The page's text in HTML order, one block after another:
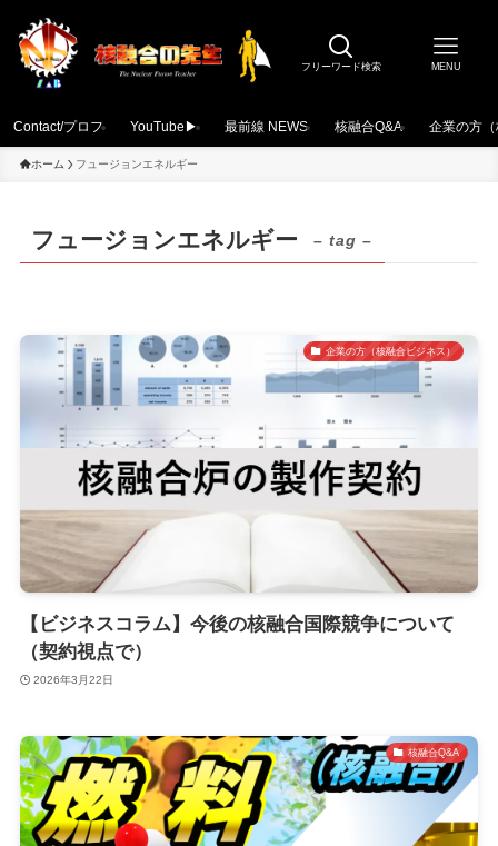
フリーワード検索 MENU
Contact/プロフ YouTube▶ 最前線 NEWS 核融合Q&A 企業の方
ホーム フュージョンエネルギー
フュージョンエネルギー – tag –
企業の方（核融合ビジネス）
【ビジネスコラム】今後の核融合国際競争について
（契約視点で）
2026年3月22日
核融合Q&A